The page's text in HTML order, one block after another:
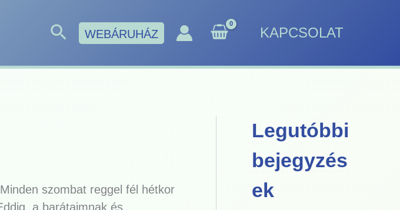
SearchWEBÁRUHÁZ KAPCSOLAT
szombat reggel fél hétkor
a barátaimnak és
Legutóbbi
bejegyzés
ek